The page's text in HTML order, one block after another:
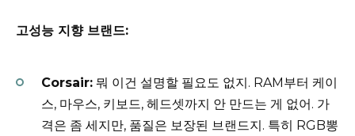
고성능 지향 브랜드:
Corsair: 뭐 이건 설명할 필요도 없지. RAM부터 케이
스, 마우스, 키보드, 헤드셋까지 안 만드는 게 없어. 가
격은 좀 세지만, 품질은 보장된 브랜드지. 특히 RGB뽕